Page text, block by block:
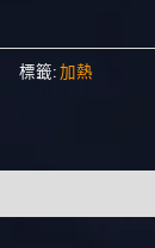
標籤:加熱